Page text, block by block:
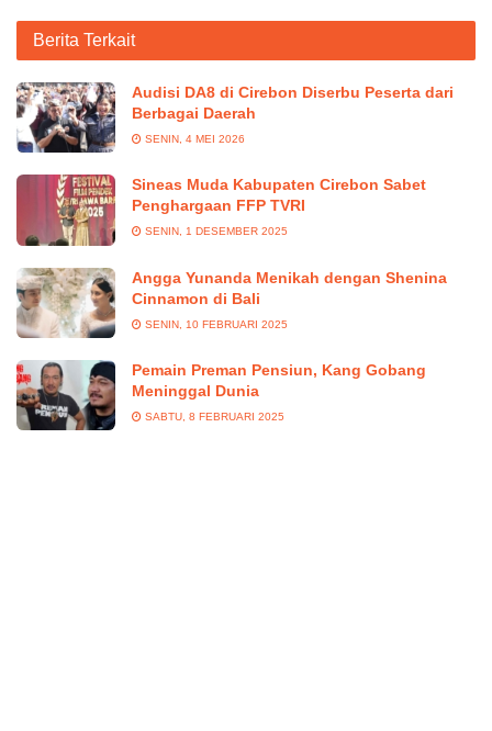
Berita Terkait
Audisi DA8 di Cirebon Diserbu Peserta dari
Berbagai Daerah
SENIN, 4 MEI 2026
Sineas Muda Kabupaten Cirebon Sabet
Penghargaan FFP TVRI
SENIN, 1 DESEMBER 2025
Angga Yunanda Menikah dengan Shenina
Cinnamon di Bali
SENIN, 10 FEBRUARI 2025
Pemain Preman Pensiun, Kang Gobang
Meninggal Dunia
SABTU, 8 FEBRUARI 2025